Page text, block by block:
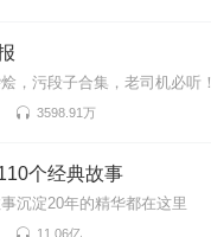
，污段子合集，老司机必听！
3598.91万
个经典故事
沉淀20年的精华都在这里
11.06亿